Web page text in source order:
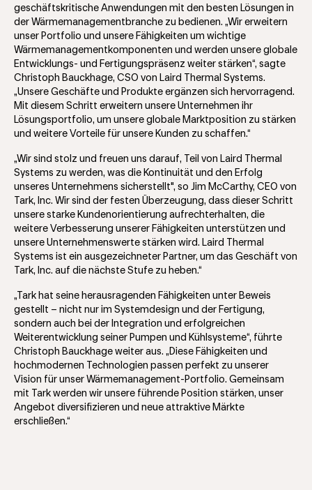
geschäftskritische Anwendungen mit den besten Lösungen in
der Wärmemanagementbranche zu bedienen. „Wir erweitern
unser Portfolio und unsere Fähigkeiten um wichtige
Wärmemanagementkomponenten und werden unsere globale
Entwicklungs- und Fertigungspräsenz weiter stärken“, sagte
Christoph Bauckhage, CSO von Laird Thermal Systems.
„Unsere Geschäfte und Produkte ergänzen sich hervorragend.
Mit diesem Schritt erweitern unsere Unternehmen ihr
Lösungsportfolio, um unsere globale Marktposition zu stärken
und weitere Vorteile für unsere Kunden zu schaffen.“
„Wir sind stolz und freuen uns darauf, Teil von Laird Thermal
Systems zu werden, was die Kontinuität und den Erfolg
unseres Unternehmens sicherstellt", so Jim McCarthy, CEO von
Tark, Inc. Wir sind der festen Überzeugung, dass dieser Schritt
unsere starke Kundenorientierung aufrechterhalten, die
weitere Verbesserung unserer Fähigkeiten unterstützen und
unsere Unternehmenswerte stärken wird. Laird Thermal
Systems ist ein ausgezeichneter Partner, um das Geschäft von
Tark, Inc. auf die nächste Stufe zu heben.“
„Tark hat seine herausragenden Fähigkeiten unter Beweis
gestellt – nicht nur im Systemdesign und der Fertigung,
sondern auch bei der Integration und erfolgreichen
Weiterentwicklung seiner Pumpen und Kühlsysteme“, führte
Christoph Bauckhage weiter aus. „Diese Fähigkeiten und
hochmodernen Technologien passen perfekt zu unserer
Vision für unser Wärmemanagement-Portfolio. Gemeinsam
mit Tark werden wir unsere führende Position stärken, unser
Angebot diversifizieren und neue attraktive Märkte
erschließen.“